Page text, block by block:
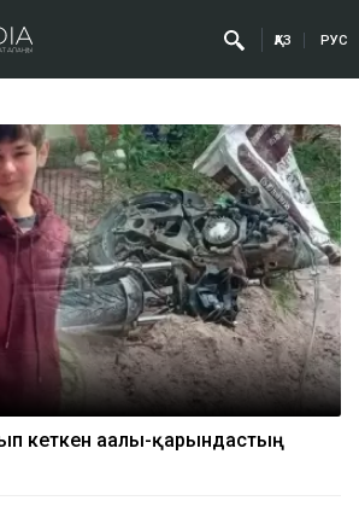
ҚАЗ РУС
кеткен ағалы-қарындастың